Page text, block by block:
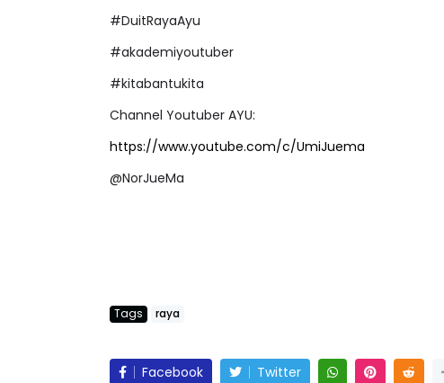
#DuitRayaAyu
#akademiyoutuber
#kitabantukita
Channel Youtuber AYU:
https://www.youtube.com/c/UmiJuema
@NorJueMa
Tags raya
Facebook Twitter
KEYNOTE SPEAKER 3 :
EDUCATION IN INDONESIA